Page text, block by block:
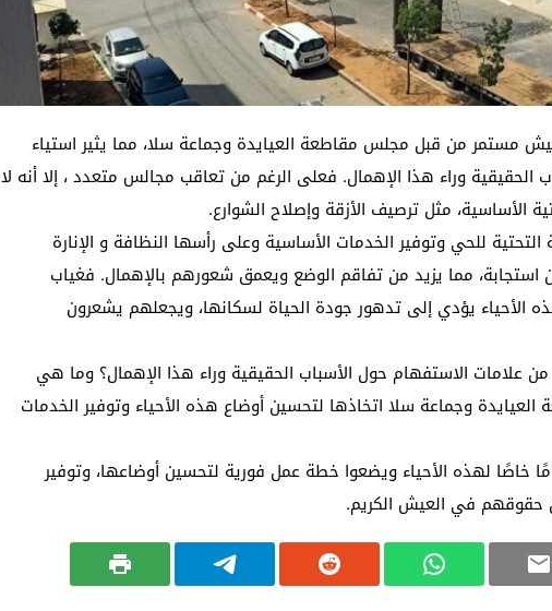
مستمر من قبل مجلس مقاطعة العيايدة وجماعة سلا، مما يثير استياء
الحقيقية وراء هذا الإهمال. فعلى الرغم من تعاقب مجالس متعدد ، إلا أنه لا
الأساسية، مثل ترصيف الأزقة وإصلاح الشوارع.
للحي وتوفير الخدمات الأساسية وعلى رأسها النظافة و الإنارة
استجابة، مما يزيد من تفاقم الوضع ويعمق شعورهم بالإهمال. فغياب
الأحياء يؤدي إلى تدهور جودة الحياة لسكانها، ويجعلهم يشعرون
علامات الاستفهام حول الأسباب الحقيقية وراء هذا الإهمال؟ وما هي
وجماعة سلا اتخاذها لتحسين أوضاع هذه الأحياء وتوفير الخدمات
خاصًا لهذه الأحياء ويضعوا خطة عمل فورية لتحسين أوضاعها، وتوفير
حقوقهم في العيش الكريم.